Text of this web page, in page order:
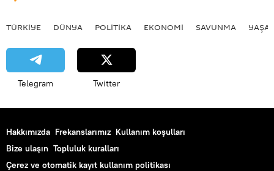
Arthur Antunes 'Zico' Coimbra
Bebeto
Romario
Ronaldinho
Pele
Vinicius Junior
Flamengo
TÜRKIYE DÜNYA POLİTİKA EKONOMİ SAVUNMA
Telegram Twitter
Hakkımızda Frekanslarımız Kullanım koşulları
Bize ulaşın Topluluk kuralları
Çerez ve otomatik kayıt kullanım politikası